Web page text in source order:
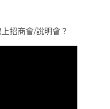
招商會/說明會？